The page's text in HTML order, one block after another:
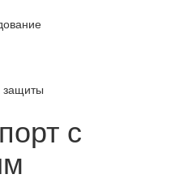
защиты
с